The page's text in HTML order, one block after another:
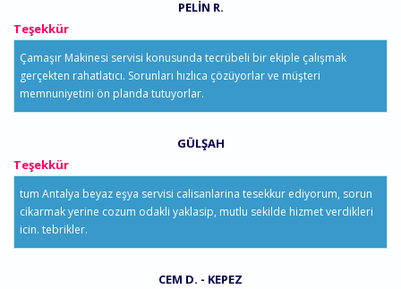
PELIN R.
Teşekkür
Çamaşır Makinesi servisi konusunda tecrübeli bir ekiple çalışmak
gerçekten rahatlatıcı. Sorunları hızlıca çözüyorlar ve müşteri
memnuniyetini ön planda tutuyorlar.
GÜLŞAH
Teşekkür
tum Antalya beyaz eşya servisi calisanlarina tesekkur ediyorum, sorun
cikarmak yerine cozum odakli yaklasip, mutlu sekilde hizmet verdikleri
icin. tebrikler.
CEM D. - KEPEZ